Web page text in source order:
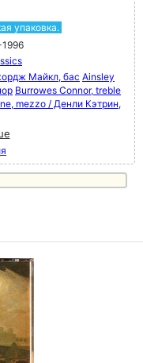
упаковка.
Майкл, бас Ainsley
Burrowes Connor, treble
mezzo / Денли Кэтрин,